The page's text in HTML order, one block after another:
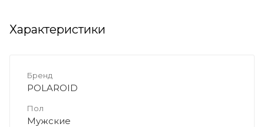
Характеристики
Бренд
POLAROID
Пол
Мужские